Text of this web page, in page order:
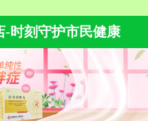
-时刻守护市民健康